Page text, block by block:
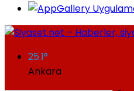
25.1°
Ankara